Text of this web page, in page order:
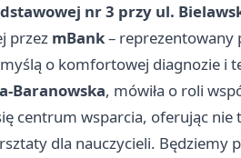
nr 3 przy ul.
przez mBank– reprezentowany
o komfortowej diagnozie i
Baranowska, mówiła o roli
centrum wsparcia, oferując
dla nauczycieli. Będziemy